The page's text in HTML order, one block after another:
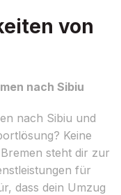
von
nach Sibiu
nach Sibiu und
Keine
steht dir zur
für
dass dein Umzug